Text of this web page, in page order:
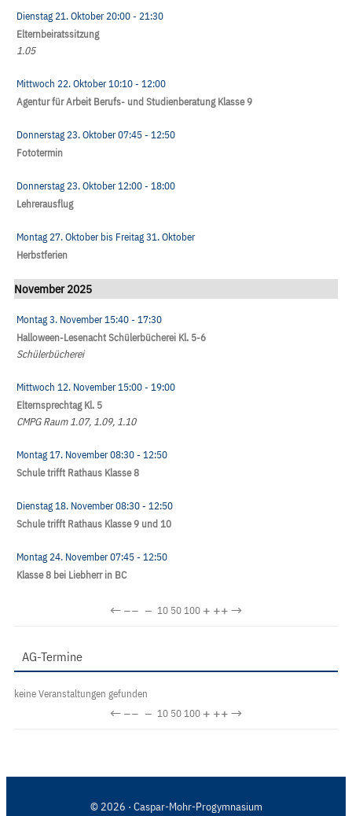
Dienstag 21. Oktober20:00- 21:30
Elternbeiratssitzung
1.05
Mittwoch 22. Oktober10:10- 12:00
Agentur für Arbeit Berufs- und Studienberatung Klasse 9
Donnerstag 23. Oktober07:45- 12:50
Fototermin
Donnerstag 23. Oktober12:00- 18:00
Lehrerausflug
Montag 27. Oktoberbis Freitag 31. Oktober
Herbstferien
November 2025
Montag 3. November15:40- 17:30
Halloween-Lesenacht Schülerbücherei Kl. 5-6
Schülerbücherei
Mittwoch 12. November15:00- 19:00
Elternsprechtag Kl. 5
CMPG Raum 1.07, 1.09, 1.10
Montag 17. November08:30- 12:50
Schule trifft Rathaus Klasse 8
Dienstag 18. November08:30- 12:50
Schule trifft Rathaus Klasse 9 und 10
Montag 24. November07:45- 12:50
Klasse 8 bei Liebherr in BC
←−− − 10 50100 + ++→
AG-Termine
keine Veranstaltungen gefunden
←−− − 10 50100 + ++→
© 2026 · Caspar-Mohr-Progymnasium